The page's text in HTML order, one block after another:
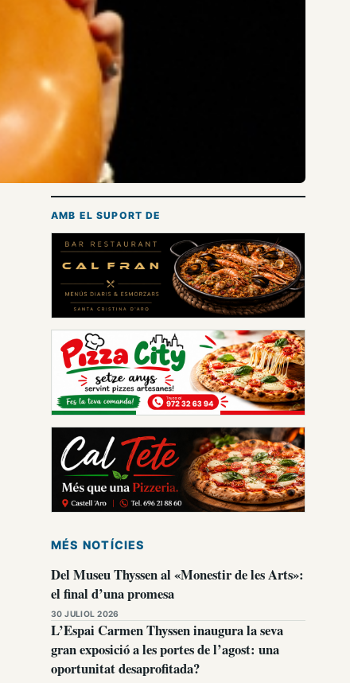
AMB EL SUPORT DE
MÉS NOTÍCIES
Del Museu Thyssen al «Monestir de les Arts»:
el final d’una promesa
30 JULIOL 2026
L’Espai Carmen Thyssen inaugura la seva
gran exposició a les portes de l’agost: una
oportunitat desaprofitada?